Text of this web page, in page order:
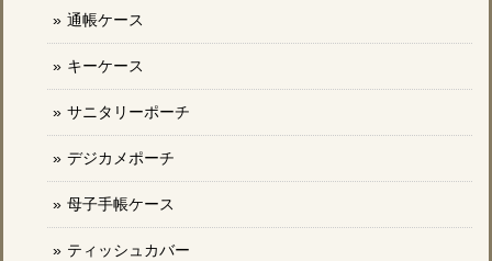
通帳ケース
キーケース
サニタリーポーチ
デジカメポーチ
母子手帳ケース
ティッシュカバー